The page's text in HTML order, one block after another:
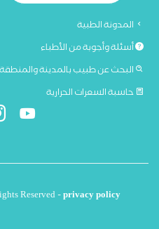
المدونة الطبية
أسئلة وأجوبة من الأطباء
البحث عن طبيب بالمدينة والمنطقة
حاسبة السعرات الحرارية
Reserved -privacy policy